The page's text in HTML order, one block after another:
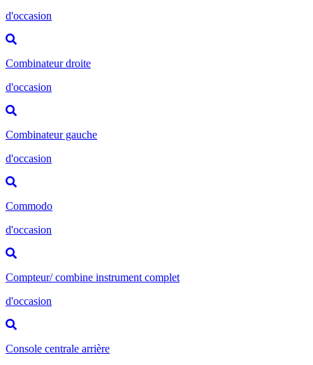
d'occasion
Combinateur droite
d'occasion
Combinateur gauche
d'occasion
Commodo
d'occasion
Compteur/ combine instrument complet
d'occasion
Console centrale arrière